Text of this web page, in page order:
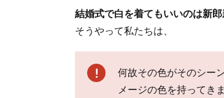
結婚式で白を着てもいいのは新郎
そうやって私たちは、
何故その色がそのシー
メージの色を持ってき